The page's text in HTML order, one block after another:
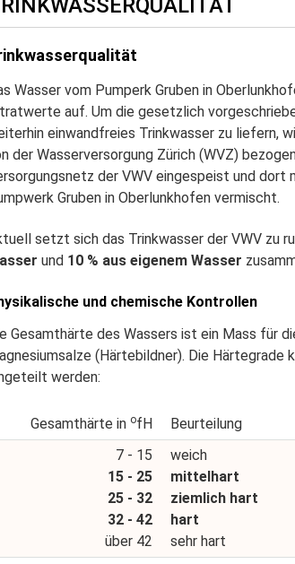
Wasser vom Pumperk Gruben in
auf. Um die gesetzlich
einwandfreies Trinkwasser zu liefern,
der Wasserversorgung Zürich (WVZ)
der VWV eingespeist und dort
Gruben in Oberlunkhofen vermischt.
setzt sich das Trinkwasser der VWV zu
und 10 % aus eigenem Wasser
und chemische Kontrollen
Gesamthärte des Wassers ist ein Mass für
(Härtebildner). Die Härtegrade
werden:
Gesamthärte in ofH
Beurteilung
7 - 15
15 - 25
25 - 32
32 - 42
über 42
weich
mittelhart
ziemlich hart
hart
sehr hart